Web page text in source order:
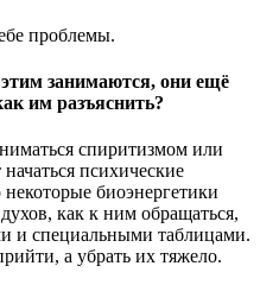
проблемы.
занимаются, они ещё
им разъяснить?
спиритизмом или
психические
биоэнергетики
как к ним обращаться,
и специальными таблицами.
а убрать их тяжело.